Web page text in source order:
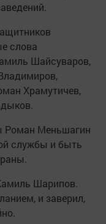
слова
Шайсуваров,
Храмутичев,
Роман Меньшагин
службы и быть
Шарипов.
и заверил,